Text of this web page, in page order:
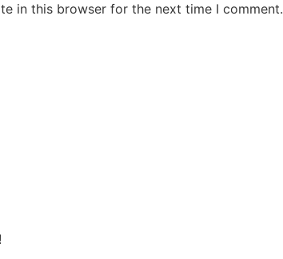
in this browser for the next time I comment.